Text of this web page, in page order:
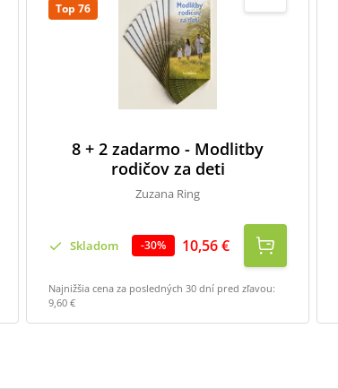
Top 76
8 + 2 zadarmo - Modlitby
rodičov za deti
Zuzana Ring
Skladom -30% 10,56 €
Najnižšia cena za posledných 30 dní pred zľavou:
9,60 €